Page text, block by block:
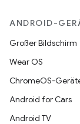
ANDROID-
Großer Bildschirm
Wear OS
ChromeOS-
Android for Cars
Android TV